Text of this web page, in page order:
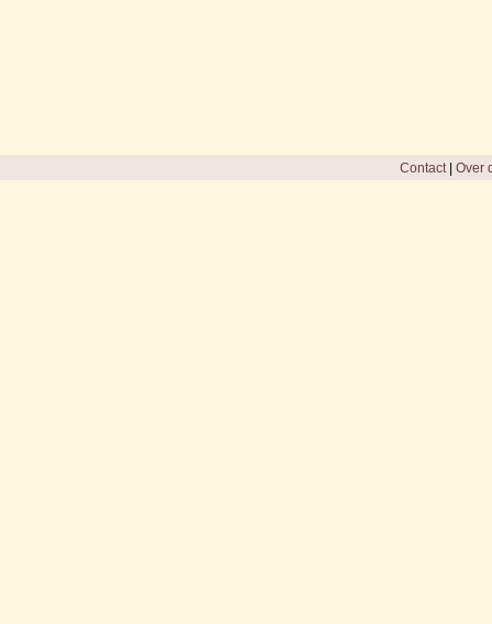
Contact| Over